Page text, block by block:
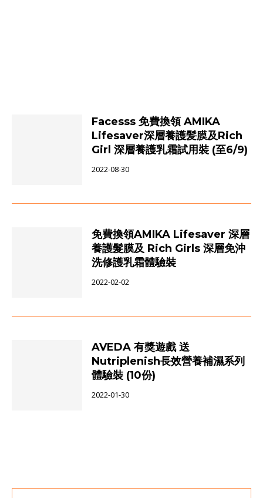
Facesss 免費換領 AMIKA
Lifesaver深層養護髪膜及Rich
Girl 深層養護乳霜試用裝 (至6/9)
2022-08-30
免費換領AMIKA Lifesaver 深層
養護髮膜及 Rich Girls 深層免沖
洗修護乳霜體驗裝
2022-02-02
AVEDA 有獎遊戲 送
Nutriplenish長效營養補濕系列
體驗裝 (10份)
2022-01-30